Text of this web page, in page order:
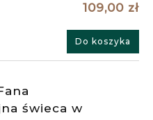
109,00 zł
Do koszyka
świeca w